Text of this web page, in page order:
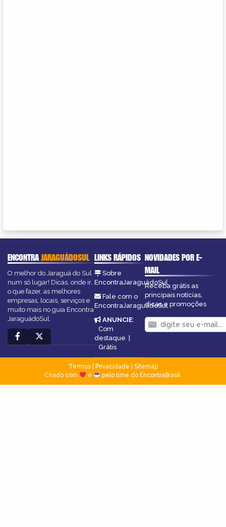
ENCONTRAJARAGUÁDOSUL
O melhor do Jaraguá do Sul
num só lugar! Dicas, onde ir,
o que fazer, as melhores
empresas, locais, serviços e
muito mais no guia Encontra
JaraguádoSul.
LINKS RÁPIDOS
Sobre
EncontraJaraguádoSul
Fale com o
EncontraJaraguádoSul
ANUNCIE:
Com
destaque |
Grátis
NOVIDADES POR E-
MAIL
Receba grátis as
principais notícias,
dicas e promoções
Termos| Privacidade
Sitemap
Criado com
e pelo time do EncontraBrasil